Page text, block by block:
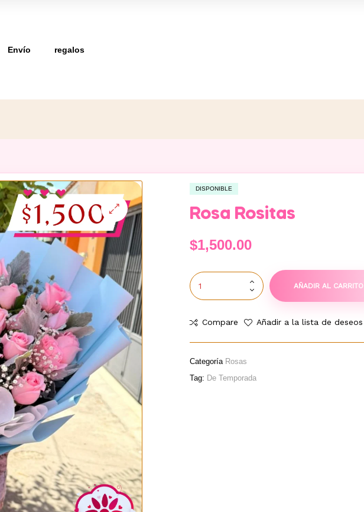
Envío regalos
DISPONIBLE
Rosa Rositas
$1,500.00
AÑADIR AL CARRITO
Compare Añadir a la lista de deseos
Categoría Rosas
Tag: De Temporada